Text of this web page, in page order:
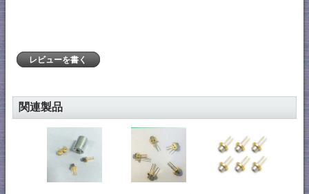
レビューを書く
関連製品